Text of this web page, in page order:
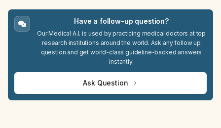
Have a follow-up question?
Our Medical A.I. is used by practicing medical doctors at top
research institutions around the world. Ask any follow up
question and get world-class guideline-backed answers
instantly.
Ask Question